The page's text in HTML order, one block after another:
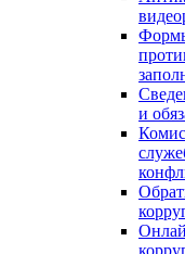
и